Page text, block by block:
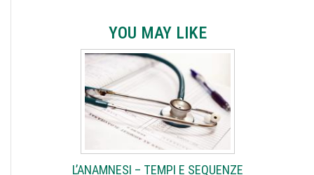
YOU MAY LIKE
L’ANAMNESI – TEMPI E SEQUENZE